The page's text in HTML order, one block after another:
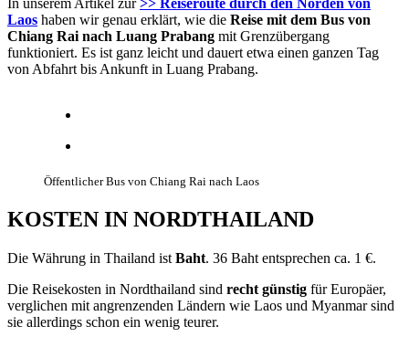
In unserem Artikel zur>> Reiseroute durch den Norden von
Laos haben wir genau erklärt, wie die Reise mit dem Bus von
Chiang Rai nach Luang Prabang mit Grenzübergang
funktioniert. Es ist ganz leicht und dauert etwa einen ganzen Tag
von Abfahrt bis Ankunft in Luang Prabang.
Öffentlicher Bus von Chiang Rai nach Laos
KOSTEN IN NORDTHAILAND
Die Währung in Thailand ist Baht. 36 Baht entsprechen ca. 1 €.
Die Reisekosten in Nordthailand sind recht günstig für Europäer,
verglichen mit angrenzenden Ländern wie Laos und Myanmar sind
sie allerdings schon ein wenig teurer.